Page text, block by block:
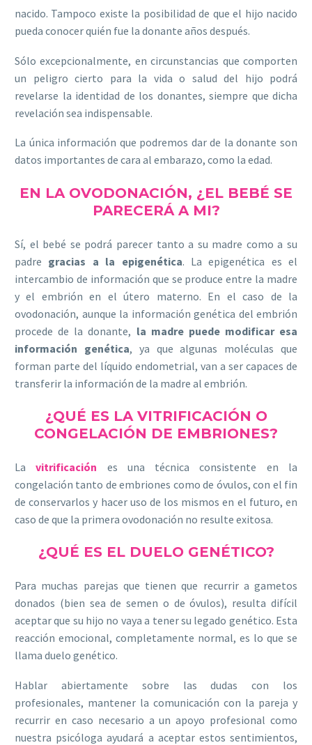
nacido. Tampoco existe la posibilidad de que el hijo nacido
pueda conocer quién fue la donante años después.
Sólo excepcionalmente, en circunstancias que comporten
un peligro cierto para la vida o salud del hijo podrá
revelarse la identidad de los donantes, siempre que dicha
revelación sea indispensable.
La única información que podremos dar de la donante son
datos importantes de cara al embarazo, como la edad.
EN LA OVODONACIÓN, ¿EL BEBÉ SE
PARECERÁ A MI?
Sí, el bebé se podrá parecer tanto a su madre como a su
padre gracias a la epigenética. La epigenética es el
intercambio de información que se produce entre la madre
y el embrión en el útero materno. En el caso de la
ovodonación, aunque la información genética del embrión
procede de la donante, la madre puede modificar esa
información genética, ya que algunas moléculas que
forman parte del líquido endometrial, van a ser capaces de
transferir la información de la madre al embrión.
¿QUÉ ES LA VITRIFICACIÓN O
CONGELACIÓN DE EMBRIONES?
Lavitrificación es una técnica consistente en la
congelación tanto de embriones como de óvulos, con el fin
de conservarlos y hacer uso de los mismos en el futuro, en
caso de que la primera ovodonación no resulte exitosa.
¿QUÉ ES EL DUELO GENÉTICO?
Para muchas parejas que tienen que recurrir a gametos
donados (bien sea de semen o de óvulos), resulta difícil
aceptar que su hijo no vaya a tener su legado genético. Esta
reacción emocional, completamente normal, es lo que se
llama duelo genético.
Hablar abiertamente sobre las dudas con los
profesionales, mantener la comunicación con la pareja y
recurrir en caso necesario a un apoyo profesional como
nuestra psicóloga ayudará a aceptar estos sentimientos,